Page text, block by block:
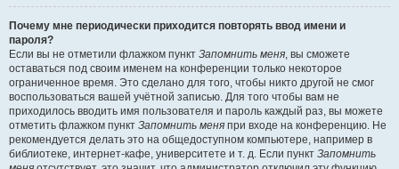
Почему мне периодически приходится повторять ввод имени и
пароля?
Если вы не отметили флажком пункт Запомнить меня, вы сможете
оставаться под своим именем на конференции только некоторое
ограниченное время. Это сделано для того, чтобы никто другой не смог
воспользоваться вашей учётной записью. Для того чтобы вам не
приходилось вводить имя пользователя и пароль каждый раз, вы можете
отметить флажком пункт Запомнить меня при входе на конференцию. Не
рекомендуется делать это на общедоступном компьютере, например в
библиотеке, интернет-кафе, университете и т. д. Если пункт Запомнить